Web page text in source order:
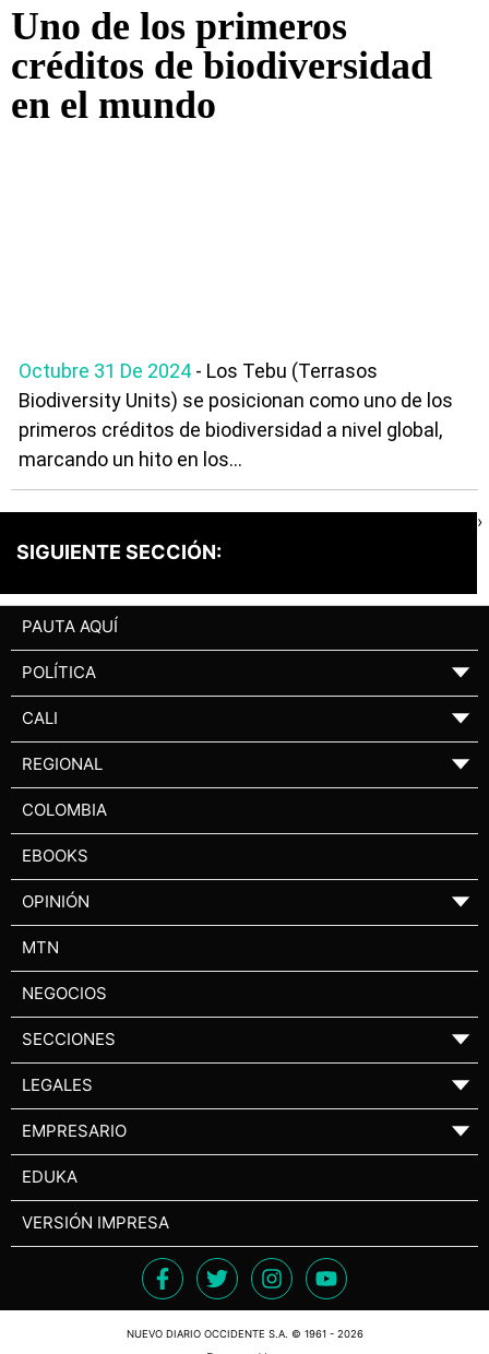
Uno de los primeros
créditos de biodiversidad
en el mundo
Octubre 31 De 2024 - Los Tebu (Terrasos
Biodiversity Units) se posicionan como uno de los
primeros créditos de biodiversidad a nivel global,
marcando un hito en los...
SIGUIENTE SECCIÓN:
›
PAUTA AQUÍ
POLÍTICA ▼
CALI ▼
REGIONAL ▼
COLOMBIA
EBOOKS
OPINIÓN ▼
MTN
NEGOCIOS
SECCIONES ▼
LEGALES ▼
EMPRESARIO ▼
EDUKA
VERSIÓN IMPRESA
NUEVO DIARIO OCCIDENTE S.A. © 1961 - 2026